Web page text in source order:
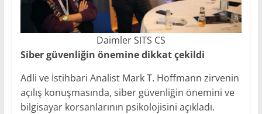
Daimler SITS CS
Siber güvenliğin önemine dikkat çekildi
Adli ve İstihbari Analist Mark T. Hoffmann zirvenin
açılış konuşmasında, siber güvenliğin önemini ve
bilgisayar korsanlarının psikolojisini açıkladı.